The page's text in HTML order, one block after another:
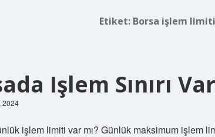
Etiket: Borsa işlem
Işlem Sınırı
2024
işlem limiti var mı? Günlük maksimum işlem